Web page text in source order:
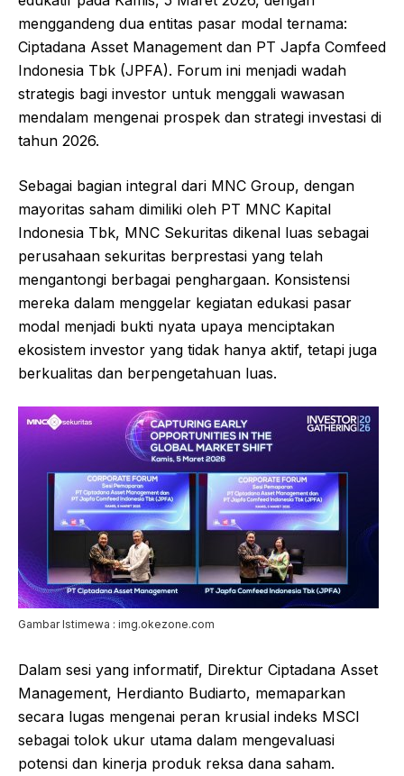
menggandeng dua entitas pasar modal ternama:
Ciptadana Asset Management dan PT Japfa Comfeed
Indonesia Tbk (JPFA). Forum ini menjadi wadah
strategis bagi investor untuk menggali wawasan
mendalam mengenai prospek dan strategi investasi di
tahun 2026.
Sebagai bagian integral dari MNC Group, dengan
mayoritas saham dimiliki oleh PT MNC Kapital
Indonesia Tbk, MNC Sekuritas dikenal luas sebagai
perusahaan sekuritas berprestasi yang telah
mengantongi berbagai penghargaan. Konsistensi
mereka dalam menggelar kegiatan edukasi pasar
modal menjadi bukti nyata upaya menciptakan
ekosistem investor yang tidak hanya aktif, tetapi juga
berkualitas dan berpengetahuan luas.
Gambar Istimewa : img.okezone.com
Dalam sesi yang informatif, Direktur Ciptadana Asset
Management, Herdianto Budiarto, memaparkan
secara lugas mengenai peran krusial indeks MSCI
sebagai tolok ukur utama dalam mengevaluasi
potensi dan kinerja produk reksa dana saham.